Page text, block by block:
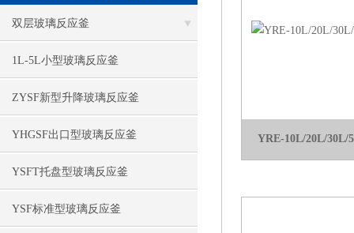
双层玻璃反应釜
1L-5L小型玻璃反应釜
ZYSF新型升降玻璃反应釜
YHGSF出口型玻璃反应釜
YSFT托盘型玻璃反应釜
YSF标准型玻璃反应釜
YRE-10L/20L/30L/